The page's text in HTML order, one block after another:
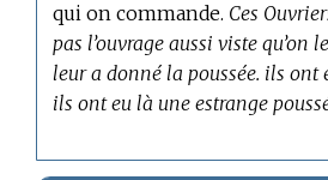
qui on commande. Ces
pas l’ouvrage aussi viste qu’on
leur a donné la poussée. ils ont
ils ont eu là une estrange